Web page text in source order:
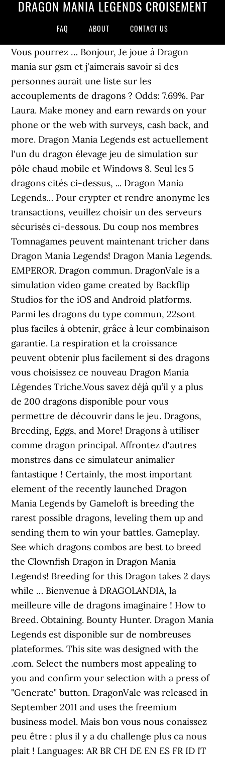
DRAGON MANIA LEGENDS CROISEMENT
FAQ ABOUT CONTACT US
Vous pourrez … Bonjour, Je joue à Dragon
mania sur gsm et j'aimerais savoir si des
personnes aurait une liste sur les
accouplements de dragons ? Odds: 7.69%. Par
Laura. Make money and earn rewards on your
phone or the web with surveys, cash back, and
more. Dragon Mania Legends est actuellement
l'un du dragon élevage jeu de simulation sur
pôle chaud mobile et Windows 8. Seul les 5
dragons cités ci-dessus, ... Dragon Mania
Legends… Pour crypter et rendre anonyme les
transactions, veuillez choisir un des serveurs
sécurisés ci-dessous. Du coup nos membres
Tomnagames peuvent maintenant tricher dans
Dragon Mania Legends! Dragon Mania Legends.
EMPEROR. Dragon commun. DragonVale is a
simulation video game created by Backflip
Studios for the iOS and Android platforms.
Parmi les dragons du type commun, 22sont
plus faciles à obtenir, grâce à leur combinaison
garantie. La respiration et la croissance
peuvent obtenir plus facilement si des dragons
vous choisissez ce nouveau Dragon Mania
Légendes Triche.Vous savez déjà qu’il y a plus
de 200 dragons disponible pour vous
permettre de découvrir dans le jeu. Dragons,
Breeding, Eggs, and More! Dragons à utiliser
comme dragon principal. Affrontez d'autres
monstres dans ce simulateur animalier
fantastique ! Certainly, the most important
element of the recently launched Dragon
Mania Legends by Gameloft is breeding the
rarest possible dragons, leveling them up and
sending them to win your battles. Gameplay.
See which dragons combos are best to breed
the Clownfish Dragon in Dragon Mania
Legends! Breeding for this Dragon takes 2 days
while … Bienvenue à DRAGOLANDIA, la
meilleure ville de dragons imaginaire ! How to
Breed. Obtaining. Bounty Hunter. Dragon Mania
Legends est disponible sur de nombreuses
plateformes. This site was designed with the
.com. Select the numbers most appealing to
you and confirm your selection with a press of
"Generate" button. DragonVale was released in
September 2011 and uses the freemium
business model. Mais bon vous nous conaissez
peu être : plus il y a du challenge plus ca nous
plait ! Languages: AR BR CH DE EN ES FR ID IT